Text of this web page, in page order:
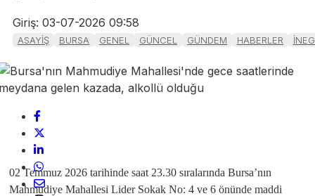
Giriş: 03-07-2026 09:58
ASAYİŞ BURSA GENEL GÜNCEL GÜNDEM HABERLER
02 Temmuz 2026 tarihinde saat 23.30 sıralarında Bursa’nın
Mahmudiye Mahallesi Lider Sokak No: 4 ve 6 önünde maddi